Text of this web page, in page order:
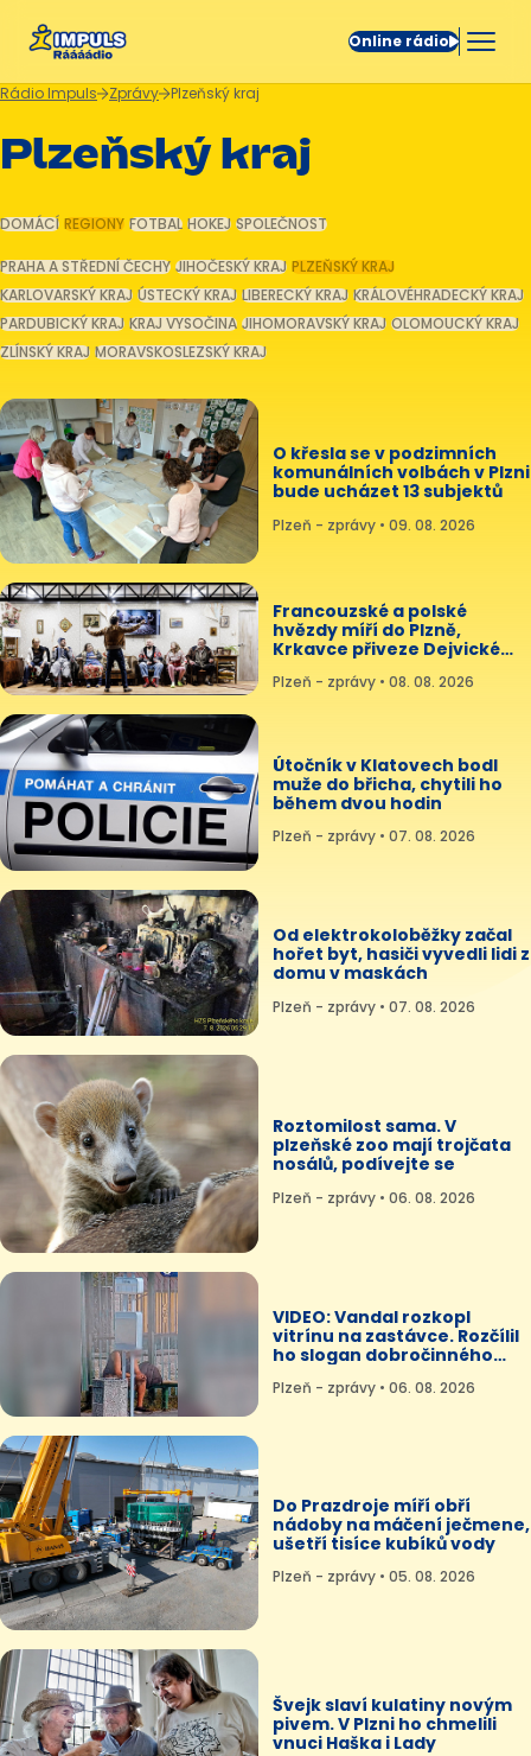
Online rádio
Rádio Impuls Zprávy Plzeňský kraj
Plzeňský kraj
DOMÁCÍ REGIONY FOTBAL HOKEJ SPOLEČNOST
PRAHA A STŘEDNÍ ČECHY JIHOČESKÝ KRAJ PLZEŇSKÝ KRAJ
KARLOVARSKÝ KRAJ ÚSTECKÝ KRAJ LIBERECKÝ KRAJ KRÁLOVÉHRADECKÝ KRAJ
PARDUBICKÝ KRAJ KRAJ VYSOČINA JIHOMORAVSKÝ KRAJ OLOMOUCKÝ KRAJ
ZLÍNSKÝ KRAJ MORAVSKOSLEZSKÝ KRAJ
O křesla se v podzimních
komunálních volbách v Plzni
bude ucházet 13 subjektů
Plzeň - zprávy • 09. 08. 2026
Francouzské a polské
hvězdy míří do Plzně,
Krkavce přiveze Dejvické
Plzeň - zprávy • 08. 08. 2026
Útočník v Klatovech bodl
muže do břicha, chytili ho
během dvou hodin
Plzeň - zprávy • 07. 08. 2026
Od elektrokoloběžky začal
hořet byt, hasiči vyvedli lidi z
domu v maskách
Plzeň - zprávy • 07. 08. 2026
Roztomilost sama. V
plzeňské zoo mají trojčata
nosálů, podívejte se
Plzeň - zprávy • 06. 08. 2026
VIDEO: Vandal rozkopl
vitrínu na zastávce. Rozčílil
ho slogan dobročinného
Plzeň - zprávy • 06. 08. 2026
Do Prazdroje míří obří
nádoby na máčení ječmene,
ušetří tisíce kubíků vody
Plzeň - zprávy • 05. 08. 2026
Švejk slaví kulatiny novým
pivem. V Plzni ho chmelili
vnuci Haška i Lady